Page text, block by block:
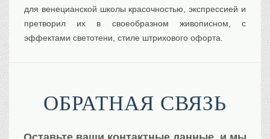
для венецианской школы красочностью, экспрессией и
претворил их в своеобразном живописном, с
эффектами светотени, стиле штрихового офорта.
ОБРАТНАЯ СВЯЗЬ